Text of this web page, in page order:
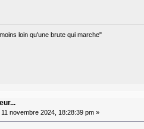
loin qu'une brute qui marche"
11 novembre 2024, 18:28:39 pm »